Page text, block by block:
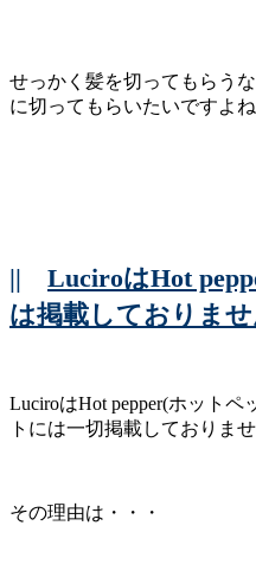
せっかく髪を切ってもらう
に切ってもらいたいですよね
|| LuciroはHot
は掲載しておりませ
LuciroはHot pepper(ホット
トには一切掲載しておりませ
その理由は・・・